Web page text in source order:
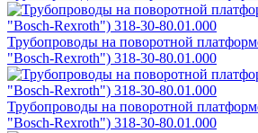
Трубопроводы на поворотной
"Bosch-Rexroth") 318-30-80.01.000
Трубопроводы на поворотной
"Bosch-Rexroth") 318-30-80.01.000